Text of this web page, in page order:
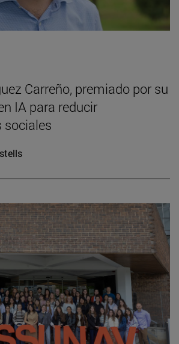
Carreño, premiado por su
IA para reducir
sociales